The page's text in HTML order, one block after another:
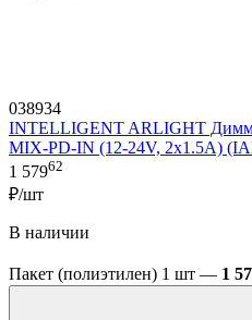
038934
INTELLIGENT ARLIGHT
MIX-PD-IN (12-24V, 2x1.5A)
1 57962
₽/шт
В наличии
Пакет (полиэтилен) 1 шт — 1